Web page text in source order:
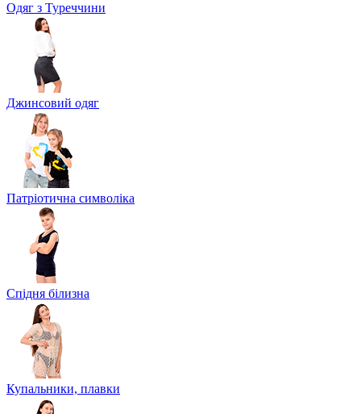
Одяг з Туреччини
Джинсовий одяг
Патріотична символіка
Спідня білизна
Купальники, плавки